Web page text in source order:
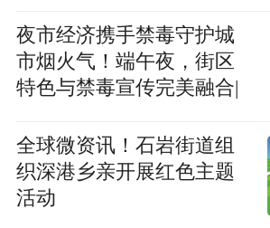
夜市经济携手禁毒守护城
市烟火气！端午夜，街区
特色与禁毒宣传完美融合|
全球微资讯！石岩街道组
织深港乡亲开展红色主题
活动